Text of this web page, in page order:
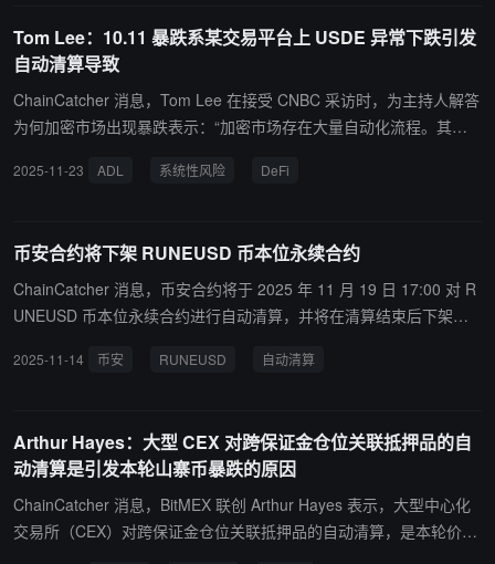
Tom Lee：10.11 暴跌系某交易平台上 USDE 异常下跌引发
自动清算导致
ChainCatcher 消息，Tom Lee 在接受 CNBC 采访时，为主持人解答
为何加密市场出现暴跌表示：“加密市场存在大量自动化流程。其中 A
格下跌时，该系统会像传统市场的追加保证金通知那样启动强制平
发，导致大量账户被自动清算，这种连锁反应最终蔓延至整个市场。
正因如此，成千上万的加密账户在几分钟内被血洗——即便它们前一
刻还处于盈利状态。”至于具体是谁？虽然我掌握具体机构名称，但
应采集跨平台价格数据来设定稳定币估值，却错误地依赖了内部报价
运营，迫使他们进一步收缩资产负债表——这就像恶性循环，不断侵
蚀市场根基。2009 年危机本质是房地产与次级贷款抵押品失控，华
尔街虽建立 CDO 等机制应对，但随之而来的监管过度化又造成负面
影响。如今加密领域的 ADL 代码漏洞与价格机制缺陷也终将被修
2025-11-23 ADL 系统性风险 DeFi
币安合约将下架 RUNEUSD 币本位永续合约
ChainCatcher 消息，币安合约将于 2025 年 11 月 19 日 17:00 对 R
UNEUSD 币本位永续合约进行自动清算，并将在清算结束后下架该
2025 年 11 月 19 日 16:30 起，用户将无法在上述合约新增仓位。
2025-11-14 币安 RUNEUSD 自动清算
Arthur Hayes：大型 CEX 对跨保证金仓位关联抵押品的自
动清算是引发本轮山寨币暴跌的原因
ChainCatcher 消息，BitMEX 联创 Arthur Hayes 表示，大型中心化
交易所（CEX）对跨保证金仓位关联抵押品的自动清算，是本轮价格